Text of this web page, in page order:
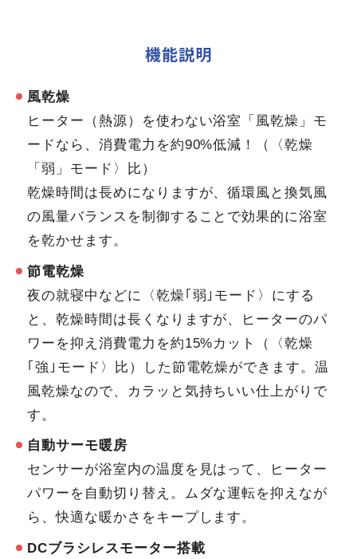
機能説明
風乾燥
ヒーター（熱源）を使わない浴室「風乾燥」モ
ードなら、消費電力を約90%低減！（〈乾燥
「弱」モード〉比）
乾燥時間は長めになりますが、循環風と換気風
の風量バランスを制御することで効果的に浴室
を乾かせます。
節電乾燥
夜の就寝中などに〈乾燥｢弱｣モード〉にする
と、乾燥時間は長くなりますが、ヒーターのパ
ワーを抑え消費電力を約15%カット（〈乾燥
｢強｣モード〉比）した節電乾燥ができます。温
風乾燥なので、カラッと気持ちいい仕上がりで
す。
自動サーモ暖房
センサーが浴室内の温度を見はって、ヒーター
パワーを自動切り替え。ムダな運転を抑えなが
ら、快適な暖かさをキープします。
DCブラシレスモーター搭載